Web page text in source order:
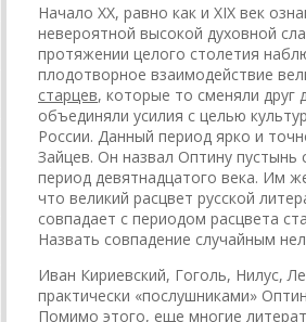
Начало ХХ, равно как и ХIХ век
невероятной высокой духовной
протяжении целого столетия
плодотворное взаимодействие
старцев, которые то сменяли друг
объединяли усилия с целью
России. Данный период ярко и
Зайцев. Он назвал Оптину пустынь
период девятнадцатого века. Им
что великий расцвет русской
совпадает с периодом расцвета
Назвать совпадение случайным
Иван Кириевский, Гоголь, Нилус,
практически «послушниками»
Помимо этого, еще многие